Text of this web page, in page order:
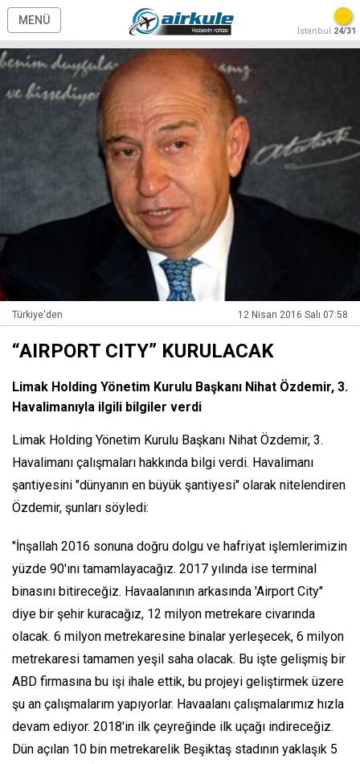
MENÜ
İstanbul 24/31
Türkiye'den 12 Nisan 2016 Salı 07:58
“AIRPORT CITY” KURULACAK
Limak Holding Yönetim Kurulu Başkanı Nihat Özdemir, 3.
Havalimanıyla ilgili bilgiler verdi
Limak Holding Yönetim Kurulu Başkanı Nihat Özdemir, 3.
Havalimanı çalışmaları hakkında bilgi verdi. Havalimanı
şantiyesini "dünyanın en büyük şantiyesi" olarak nitelendiren
Özdemir, şunları söyledi:
"İnşallah 2016 sonuna doğru dolgu ve hafriyat işlemlerimizin
yüzde 90'ını tamamlayacağız. 2017 yılında ise terminal
binasını bitireceğiz. Havaalanının arkasında 'Airport City"
diye bir şehir kuracağız, 12 milyon metrekare civarında
olacak. 6 milyon metrekaresine binalar yerleşecek, 6 milyon
metrekaresi tamamen yeşil saha olacak. Bu işte gelişmiş bir
ABD firmasına bu işi ihale ettik, bu projeyi geliştirmek üzere
şu an çalışmalarım yapıyorlar. Havaalanı çalışmalarımız hızla
devam ediyor. 2018'in ilk çeyreğinde ilk uçağı indireceğiz.
Dün açılan 10 bin metrekarelik Beşiktaş stadının yaklaşık 5